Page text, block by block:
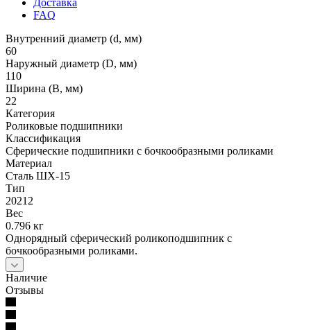
Доставка
FAQ
Внутренний диаметр (d, мм)
60
Наружный диаметр (D, мм)
110
Ширина (B, мм)
22
Категория
Роликовые подшипники
Классификация
Сферические подшипники с бочкообразными роликами
Материал
Сталь ШХ-15
Тип
20212
Вес
0.796 кг
Однорядный сферический роликоподшипник с
бочкообразными роликами.
Наличие
Отзывы